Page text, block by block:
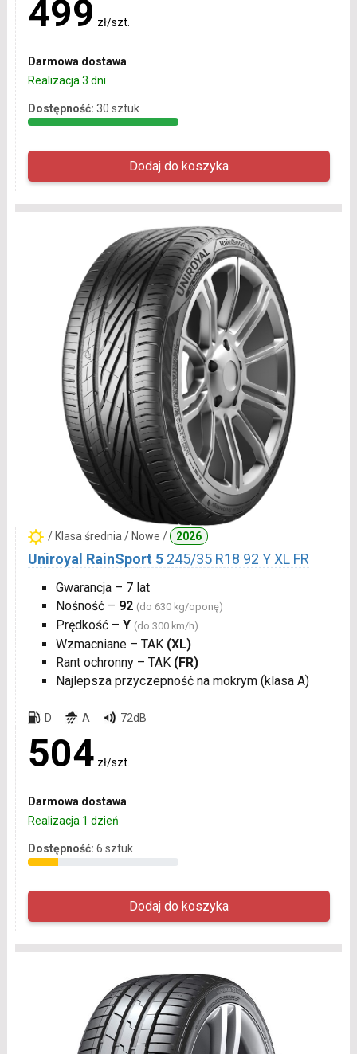
499 zł/szt.
Darmowa dostawa
Realizacja 3 dni
Dostępność: 30 sztuk
/ Klasa średnia / Nowe / 2026
Uniroyal RainSport 5 245/35 R18 92 Y XL FR
Gwarancja – 7 lat
Nośność – 92 (do 630 kg/oponę)
Prędkość – Y (do 300 km/h)
Wzmacniane – TAK (XL)
Rant ochronny – TAK (FR)
Najlepsza przyczepność na mokrym (klasa A)
D A 72dB
504 zł/szt.
Darmowa dostawa
Realizacja 1 dzień
Dostępność: 6 sztuk